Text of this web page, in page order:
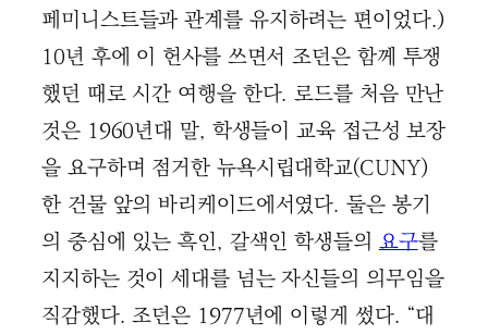
페미니스트들과 관계를 유지하려는 편이었다.)
10년 후에 이 헌사를 쓰면서 조던은 함께 투쟁
했던 때로 시간 여행을 한다. 로드를 처음 만난
것은 1960년대 말, 학생들이 교육 접근성 보장
을 요구하며 점거한 뉴욕시립대학교(CUNY)
한 건물 앞의 바리케이드에서였다. 둘은 봉기
의 중심에 있는 흑인, 갈색인 학생들의요구를
지지하는 것이 세대를 넘는 자신들의 의무임을
직감했다. 조던은 1977년에 이렇게 썼다. “대